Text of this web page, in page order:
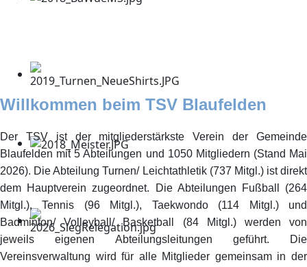
Willkommen beim TSV Blaufelden
Der TSV ist der mitgliederstärkste Verein der Gemeinde
Blaufelden mit 5 Abteilungen und 1050 Mitgliedern (Stand Mai
2026). Die Abteilung Turnen/ Leichtathletik (737 Mitgl.) ist direkt
dem Hauptverein zugeordnet. Die Abteilungen Fußball (264
Mitgl.), Tennis (96 Mitgl.), Taekwondo (114 Mitgl.) und
Badminton/ Volleyball/ Basketball (84 Mitgl.) werden von
jeweils eigenen Abteilungsleitungen geführt. Die
Vereinsverwaltung wird für alle Mitglieder gemeinsam in der